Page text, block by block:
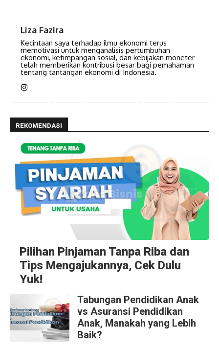
Liza Fazira
Kecintaan saya terhadap ilmu ekonomi terus
memotivasi untuk menganalisis pertumbuhan
ekonomi, ketimpangan sosial, dan kebijakan moneter
telah memberikan kontribusi besar bagi pemahaman
tentang tantangan ekonomi di Indonesia.
REKOMENDASI
Pilihan Pinjaman Tanpa Riba dan
Tips Mengajukannya, Cek Dulu
Yuk!
Tabungan Pendidikan Anak
vs Asuransi Pendidikan
Anak, Manakah yang Lebih
Baik?